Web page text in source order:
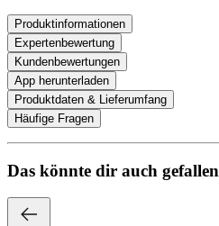
Produktinformationen
Expertenbewertung
Kundenbewertungen
App herunterladen
Produktdaten & Lieferumfang
Häufige Fragen
Das könnte dir auch gefallen